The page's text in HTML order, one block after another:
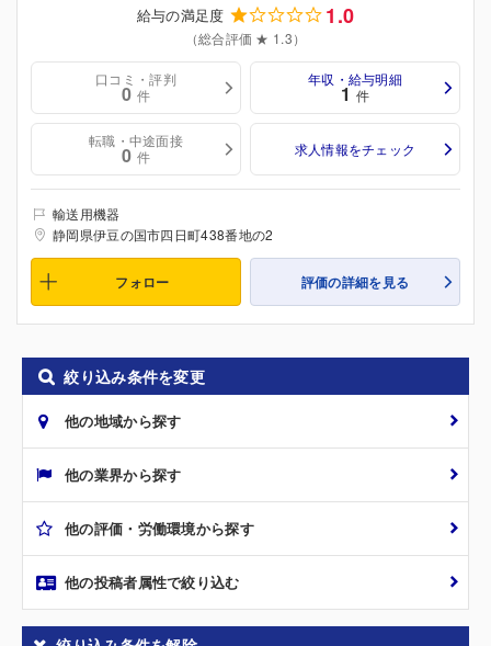
給与の満足度 1.0
（総合評価 ★ 1.3）
口コミ・評判
0 件
年収・給与明細
1 件
転職・中途面接
0 件 求人情報をチェック
輸送用機器
静岡県伊豆の国市四日町438番地の2
フォロー 評価の詳細を見る
絞り込み条件を変更
他の地域から探す
他の業界から探す
他の評価・労働環境から探す
他の投稿者属性で絞り込む